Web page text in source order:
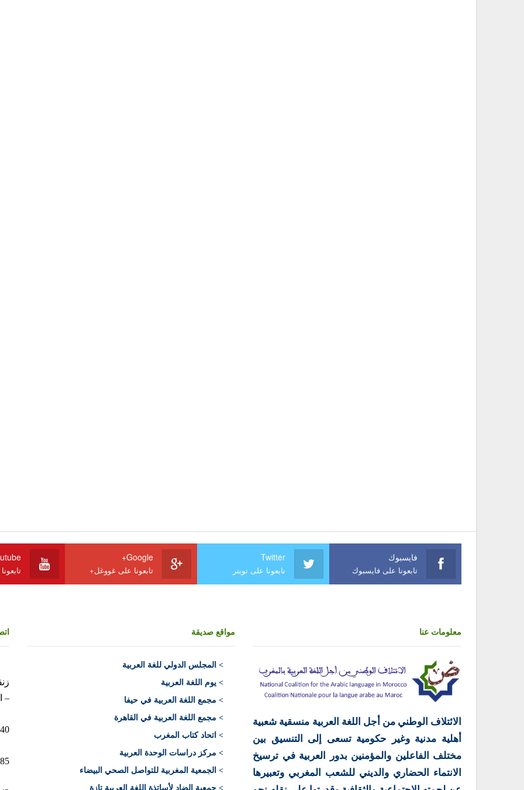
فايسبوك
تابعونا على فايسبوك
Twitter
تابعونا على تويتر
Google+
تابعونا على غووغل+
معلومات عنا
الائتلاف الوطني من أجل اللغة العربية منسقية شعبية
أهلية مدنية وغير حكومية تسعى إلى التنسيق بين
مختلف الفاعلين والمؤمنين بدور العربية في ترسيخ
الانتماء الحضاري والديني للشعب المغربي وتعبيرها
مواقع صديقة
> المجلس الدولي للغة العربية
> يوم اللغة العربية
> مجمع اللغة العربية في حيفا
> مجمع اللغة العربية في القاهرة
> اتحاد كتاب المغرب
> مركز دراسات الوحدة العربية
> الجمعية المغربية للتواصل الصحي البيضاء
> جمعية الضاد لأساتذة اللغة العربية تازة
–
10040